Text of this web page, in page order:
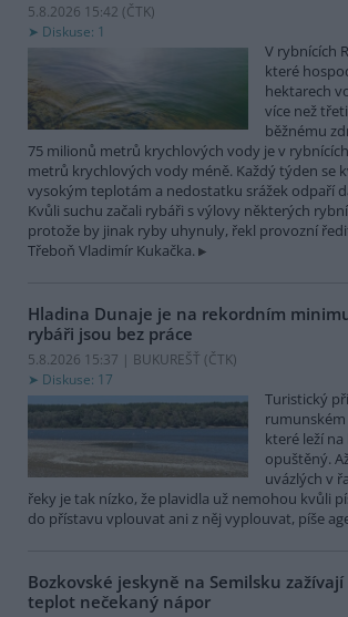
5.8.2026 15:42 (ČTK)
Diskuse: 1
V rybnících
které
hektarech
více než
běžnému
75 milionů metrů krychlových vody je v
metrů krychlových vody méně. Každý týden se
vysokým teplotám a nedostatku srážek odpaří
Kvůli suchu začali rybáři s výlovy některých
protože by jinak ryby uhynuly, řekl provozní
Třeboň Vladimír Kukačka.
Hladina Dunaje je na rekordním
rybáři jsou bez práce
5.8.2026 15:37 | BUKUREŠŤ (ČTK)
Diskuse: 17
Turistický
rumunském
které leží
opuštěný.
uvázlých v
řeky je tak nízko, že plavidla už nemohou kvůli
do přístavu vplouvat ani z něj vyplouvat, píše
Bozkovské jeskyně na Semilsku
teplot nečekaný nápor